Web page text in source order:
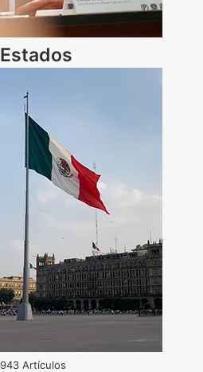
Estados
943 Artículos